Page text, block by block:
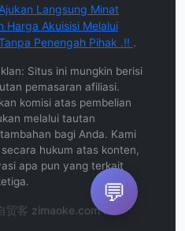
Ajukan Langsung Minat
Harga Akuisisi Melalui
Penengah Pihak .!! .
Situs ini mungkin berisi
pemasaran afiliasi.
komisi atas pembelian
melalui tautan
bagi Anda. Kami
hukum atas konten,
apa pun yang terkait
客 zimaoke.com .
💬